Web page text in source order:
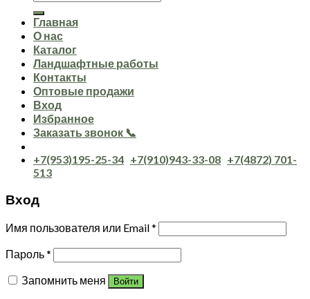
Главная
О нас
Каталог
Ландшафтные работы
Контакты
Оптовые продажи
Вход
Избранное
Заказать звонок 📞
+7(953)195-25-34 +7(910)943-33-08 +7(4872) 701-
513
Вход
Имя пользователя или Email*
Пароль*
Запомнить меня
Войти